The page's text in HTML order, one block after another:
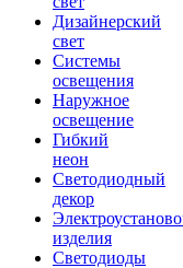
Дизайнерский
свет
Системы
освещения
Наружное
освещение
Гибкий
неон
Светодиодный
декор
изделия
Светодиоды